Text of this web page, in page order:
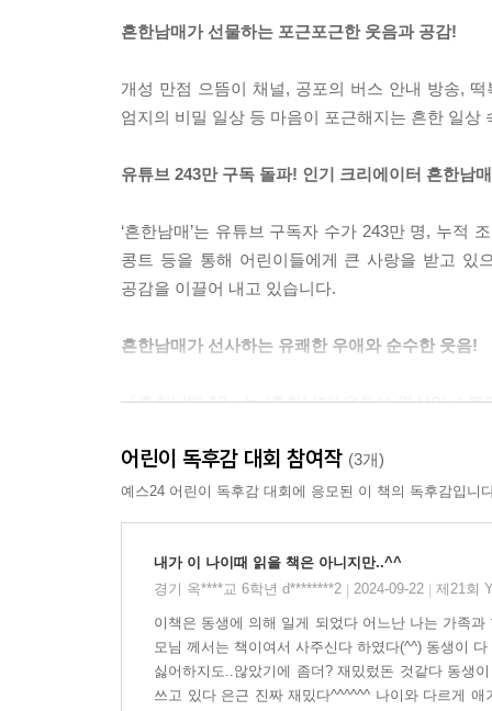
흔한남매가 선물하는 포근포근한 웃음과 공감!
개성 만점 으뜸이 채널, 공포의 버스 안내 방송,
엄지의 비밀 일상 등 마음이 포근해지는 흔한 일상
유튜브 243만 구독 돌파! 인기 크리에이터 흔한남매
‘흔한남매’는 유튜브 구독자 수가 243만 명, 누적
콩트 등을 통해 어린이들에게 큰 사랑을 받고 있
공감을 이끌어 내고 있습니다.
흔한남매가 선사하는 유쾌한 우애와 순수한 웃음!
『흔한남매 12』는 ‘흔한남매’ 유튜브 영상의 스
웃음 폭탄 '에피소드'와 깨알 재미 '놀이'의 조합!
일상은 물론이고, 전교 회장 선거에 나간 으뜸이,
일상 등 골라 읽는 재미가 가득한 에피소드 만
‘꼬불꼬불 미로 찾기’, ‘요리 금손 으뜸이의 시
있습니다.
어린이 독후감 대회 참여작 (3개)
예스24 어린이 독후감 대회에 응모된 이 책의 독후감입니
내가 이 나이때 읽을 책은 아니지만..^^
경기 옥****교 6학년 d********2
2024-09-22 제21회
이책은 동생에 의해 일게 되었다 어느난 나는 가족
모님 께서는 책이여서 사주신다 하였다(^^) 동생이
싫어하지도..않았기에 좀더? 재밌렀돈 것같다 동생
쓰고 있다 은근 진짜 재밌다^^^^^^ 나이와 다르게